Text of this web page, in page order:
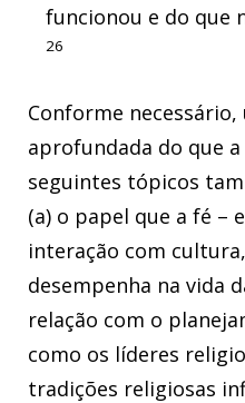
funcionou e do que
26
Conforme necessário,
aprofundada do que
seguintes tópicos
(a) o papel que a fé –
interação com
desempenha na vida
relação com o
como os líderes
tradições religiosas